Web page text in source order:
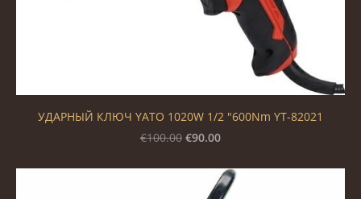
УДАРНЫЙ КЛЮЧ YATO 1020W 1/2 "600Nm YT-82021
€100.00 €90.00